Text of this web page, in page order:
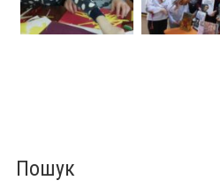
Пошук